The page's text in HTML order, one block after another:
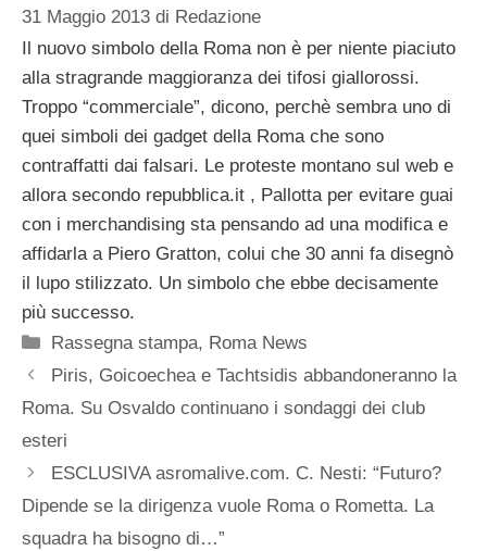
31 Maggio 2013 di Redazione
Il nuovo simbolo della Roma non è per niente piaciuto
alla stragrande maggioranza dei tifosi giallorossi.
Troppo “commerciale”, dicono, perchè sembra uno di
quei simboli dei gadget della Roma che sono
contraffatti dai falsari. Le proteste montano sul web e
allora secondo repubblica.it , Pallotta per evitare guai
con i merchandising sta pensando ad una modifica e
affidarla a Piero Gratton, colui che 30 anni fa disegnò
il lupo stilizzato. Un simbolo che ebbe decisamente
più successo.
Categorie
Rassegna stampa, Roma News
Piris, Goicoechea e Tachtsidis abbandoneranno la
Roma. Su Osvaldo continuano i sondaggi dei club
esteri
ESCLUSIVA asromalive.com. C. Nesti: “Futuro?
Dipende se la dirigenza vuole Roma o Rometta. La
squadra ha bisogno di…”